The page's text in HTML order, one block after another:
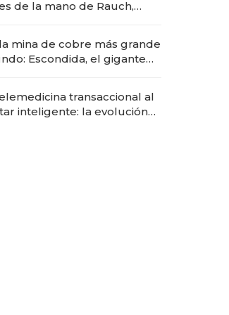
de la mano de Rauch,
mina de cobre más grande
Escondida, el gigante
transaccional al
inteligente: la evolución